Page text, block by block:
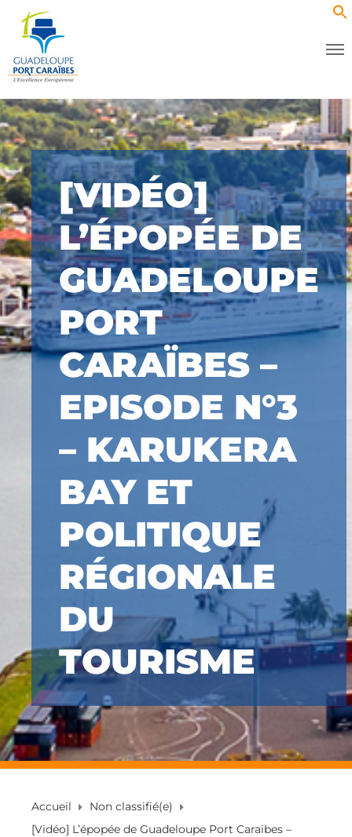
[VIDÉO]
L’ÉPOPÉE DE
GUADELOUPE
PORT
CARAÏBES –
EPISODE N°3
– KARUKERA
BAY ET
POLITIQUE
RÉGIONALE
DU
TOURISME
Accueil
Non classifié(e)
[Vidéo] L’épopée de Guadeloupe Port Caraïbes –